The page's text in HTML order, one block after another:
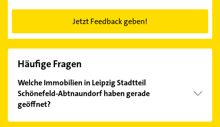
Jetzt Feedback geben!
Häufige Fragen
Welche Immobilien in Leipzig Stadtteil
Schönefeld-Abtnaundorf haben gerade
geöffnet?
Im Anbieter-Bereich finden Sie alleÖffnungszeiten.